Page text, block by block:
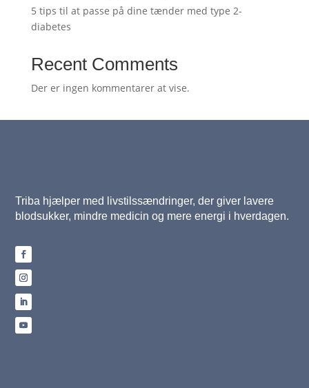
5 tips til at passe på dine tænder med type 2-
diabetes
Recent Comments
Der er ingen kommentarer at vise.
Triba hjælper med livstilssændringer, der giver lavere
blodsukker, mindre medicin og mere energi i hverdagen.